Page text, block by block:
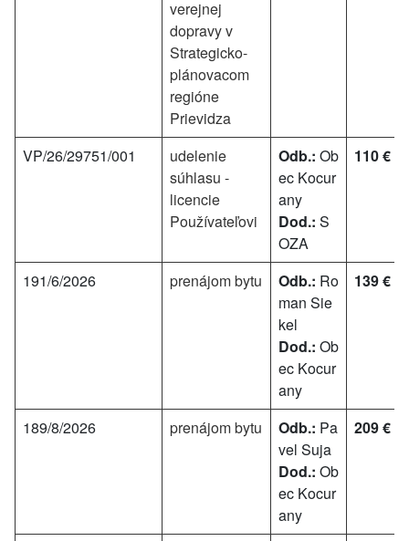
verejnej
dopravy v
Strategicko-
plánovacom
regióne
Prievidza
VP/26/29751/001
udelenie
súhlasu -
licencie
Používateľovi
Odb.: Ob
ec Kocur
any
Dod.: S
OZA
110 €
191/6/2026 prenájom bytu Odb.: Ro
man Sie
kel
Dod.: Ob
ec Kocur
any
139 €
189/8/2026 prenájom bytu Odb.: Pa
vel Suja
Dod.: Ob
ec Kocur
any
209 €